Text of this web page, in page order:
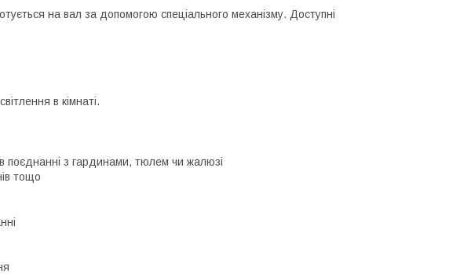
на вал за допомогою спеціального механізму. Доступні
в кімнаті.
поєднанні з гардинами, тюлем чи жалюзі
тощо